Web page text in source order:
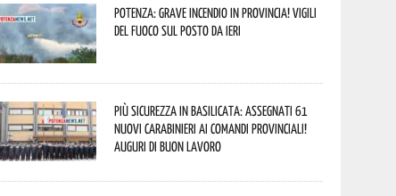
Potenza: grave incendio in Provincia! Vigili
del fuoco sul posto da ieri
Più sicurezza in Basilicata: assegnati 61
nuovi Carabinieri ai Comandi provinciali!
Auguri di buon lavoro